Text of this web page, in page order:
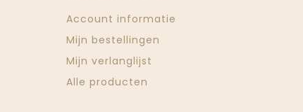
Account informatie
Mijn bestellingen
Mijn verlanglijst
Alle producten